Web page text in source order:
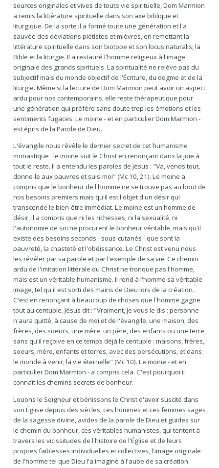
sources originales et vives de toute vie spirituelle, Dom Marmion
a remis la littérature spirituelle dans son axe biblique et
liturgique. De la sorte il a formé toute une génération et l'a
sauvée des déviations piétistes et mièvres, en remettant la
littérature spirituelle dans son biotope et son locus naturalis; la
Bible et la liturgie. Il a restauré l'homme religieux à l'image
originale des grands spirituels. La spiritualité ne relève pas du
subjectif mais du monde objectif de l'Écriture, du dogme et de la
liturgie. Même si la lecture de Dom Marmion peut avoir un aspect
ardu pour nos contemporains, elle reste thérapeutique pour
une génération qui préfère sans doute trop les émotions et les
sentiments fugaces. Le moine - et en particulier Dom Marmion -
est épris de la Parole de Dieu.
L'évangile nous révèle le dernier secret de cet humanisme
monastique : le moine suit le Christ en renonçant dans la joie à
tout le reste. Il a entendu les paroles de Jésus : "Va, vends tout,
donne-le aux pauvres et suis-moi" (Mc 10, 21). Le moine a
compris que le bonheur de l'homme ne se trouve pas au bout de
nos besoins premiers mais qu'il est l'objet d'un désir qui
transcende le bien-être immédiat. Le moine est un homme de
désir, il a compris que ni les richesses, ni la sexualité, ni
l'autonomie de soi ne procurent le bonheur véritable, mais qu'il
existe des besoins seconds - sous-cutanés - que sont la
pauvreté, la chasteté et l'obéissance. Le Christ est venu nous
les révéler par sa parole et par l'exemple de sa vie. Ce chemin
ardu de l'imitation littérale du Christ ne tronque pas l'homme,
mais est un véritable humanisme. Il rend à l'homme sa véritable
image, tel qu'il est sorti des mains de Dieu lors de la création.
C'est en renonçant à beaucoup de choses que l'homme gagne
tout au centuple. Jésus dit : "Vraiment, je vous le dis : personne
n'aura quitté, à cause de moi et de l'évangile, une maison, des
frères, des soeurs, une mère, un père, des enfants ou une terre,
sans qu'il reçoive en ce temps déjà le centuple : maisons, frères,
soeurs, mère, enfants et terres, avec des persécutions, et dans
le monde à venir, la vie éternelle" (Mc 10). Le moine - et en
particulier Dom Marmion - a compris cela. C'est pourquoi il
connaît les chemins secrets de bonheur.
Louons le Seigneur et bénissons le Christ d'avoir suscité dans
son Église depuis des siècles, ces hommes et ces femmes sages
de la sagesse divine, avides de la parole de Dieu et guides sur
le chemin du bonheur, ces véritables humanistes, qui tentent à
travers les vicissitudes de l'histoire de l'Église et de leurs
propres faiblesses individuelles et collectives, l'image originale
de l'homme tel que Dieu l'a imaginé à l'aube de sa création.